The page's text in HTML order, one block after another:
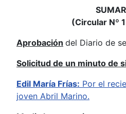
(Circular Nº
Aprobación del Diario de
Solicitud de un minuto de
Edil María Frías: Por el
joven Abril Marino.